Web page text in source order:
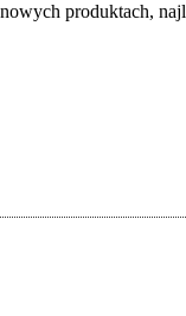
produktach,